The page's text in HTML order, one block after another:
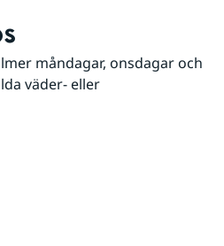
måndagar, onsdagar och
väder- eller